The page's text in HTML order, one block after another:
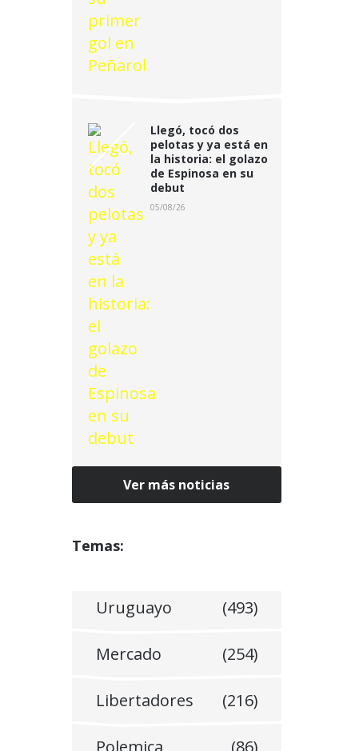
Llegó, tocó dos
pelotas y ya está en
la historia: el golazo
de Espinosa en su
debut
05/08/26
Ver más noticias
Temas:
Uruguayo (493)
Mercado (254)
Libertadores (216)
Polemica (86)